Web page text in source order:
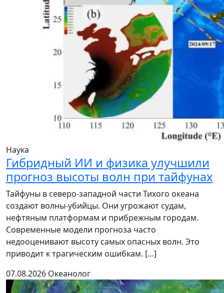
Наука
Гибридный ИИ и физика улучшили
прогноз высоты волн при тайфунах
Тайфуны в северо-западной части Тихого океана
создают волны-убийцы. Они угрожают судам,
нефтяным платформам и прибрежным городам.
Современные модели прогноза часто
недооценивают высоту самых опасных волн. Это
приводит к трагическим ошибкам. […]
07.08.2026 Океанолог